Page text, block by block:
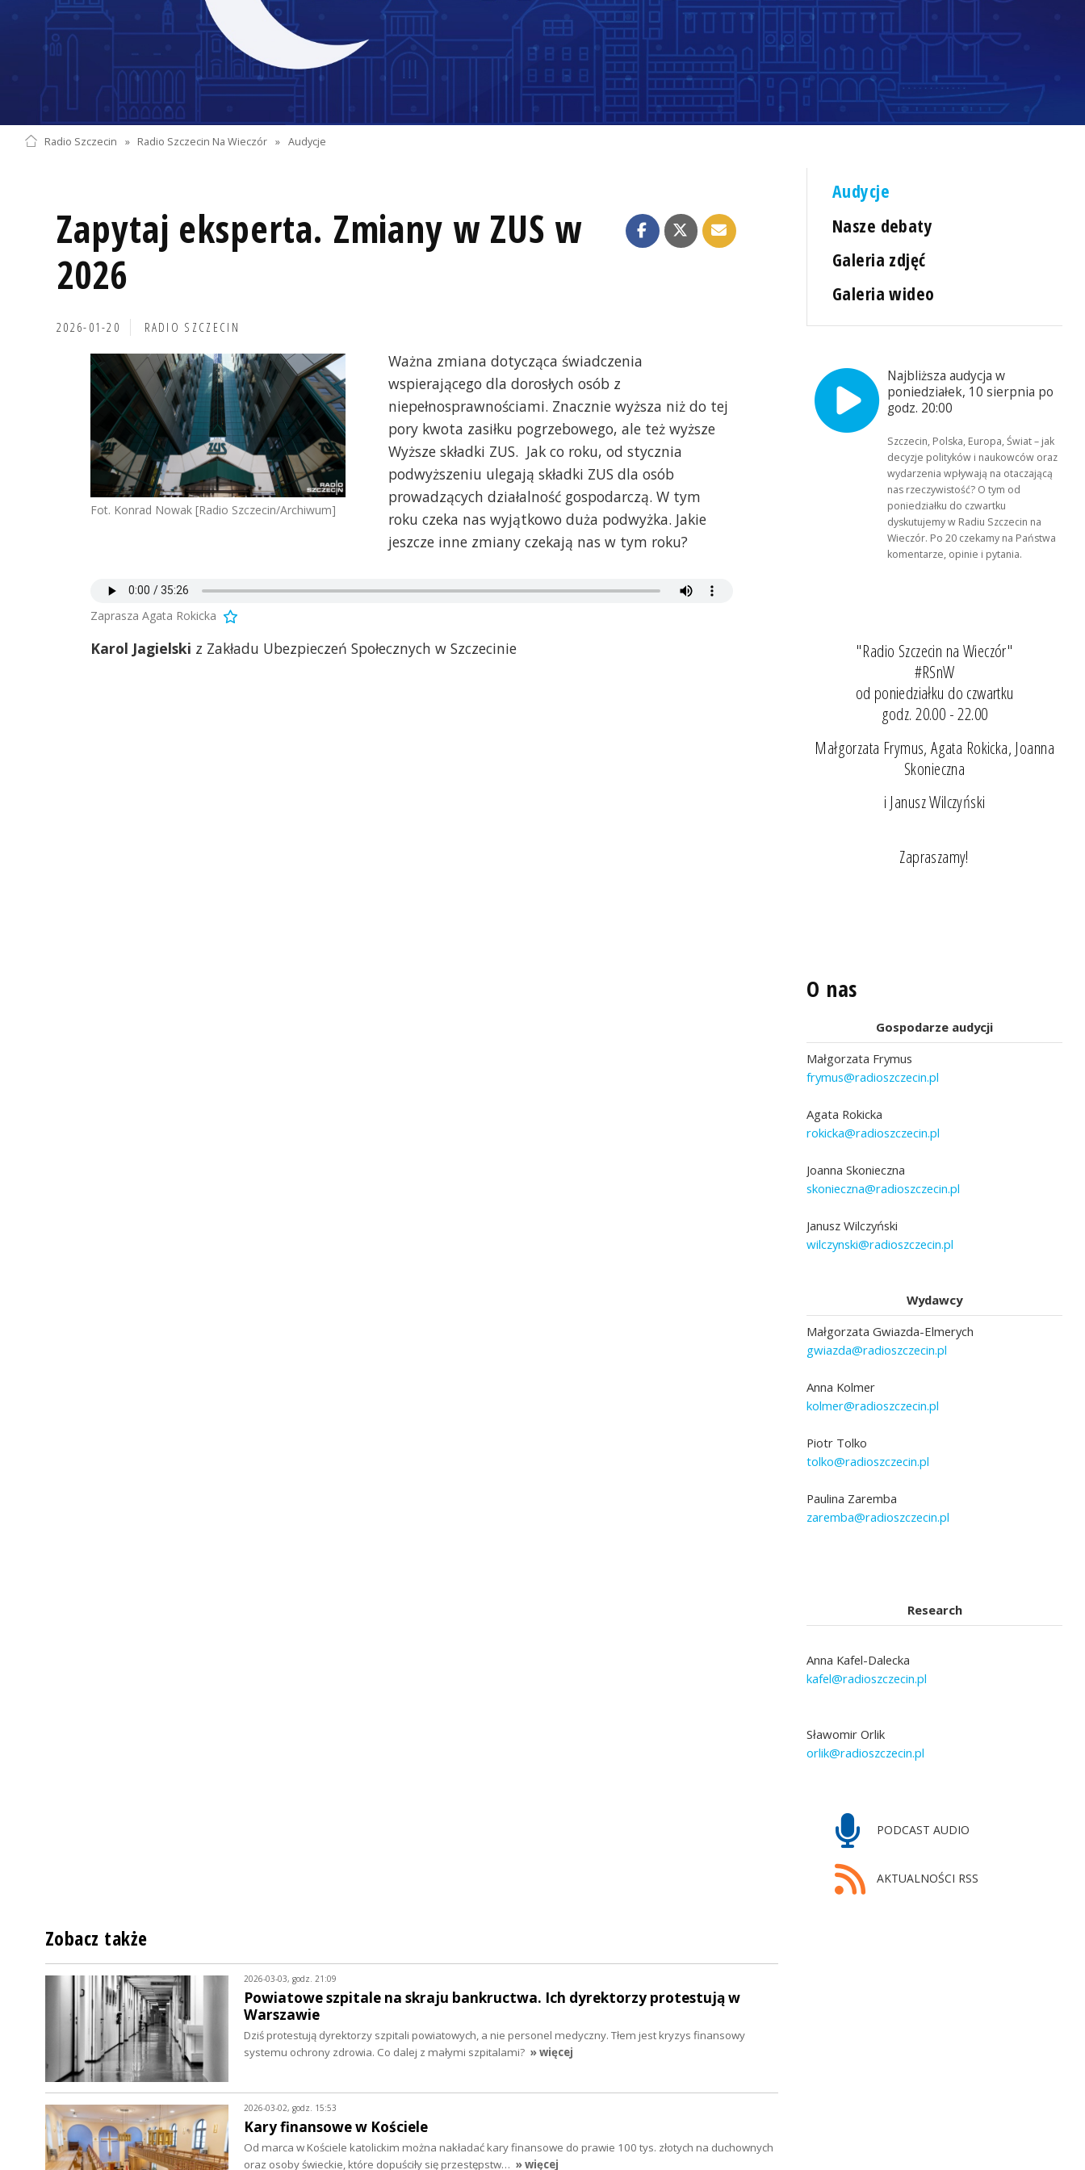
Radio Szczecin » Radio Szczecin Na Wieczór » Audycje
Zapytaj eksperta. Zmiany w ZUS w
2026
2026-01-20 RADIO SZCZECIN
Fot. Konrad Nowak [Radio Szczecin/Archiwum]
Ważna zmiana dotycząca świadczenia
wspierającego dla dorosłych osób z
niepełnosprawnościami. Znacznie wyższa niż do tej
pory kwota zasiłku pogrzebowego, ale też wyższe
Wyższe składki ZUS. Jak co roku, od stycznia
podwyższeniu ulegają składki ZUS dla osób
prowadzących działalność gospodarczą. W tym
roku czeka nas wyjątkowo duża podwyżka. Jakie
jeszcze inne zmiany czekają nas w tym roku?
Zaprasza Agata Rokicka
Karol Jagielski z Zakładu Ubezpieczeń Społecznych w Szczecinie
Audycje
Nasze debaty
Galeria zdjęć
Galeria wideo
Najbliższa audycja w
poniedziałek, 10 sierpnia po
godz. 20:00
Szczecin, Polska, Europa, Świat – jak
decyzje polityków i naukowców oraz
wydarzenia wpływają na otaczającą
nas rzeczywistość? O tym od
poniedziałku do czwartku
dyskutujemy w Radiu Szczecin na
Wieczór. Po 20 czekamy na Państwa
komentarze, opinie i pytania.
"Radio Szczecin na Wieczór"
#RSnW
od poniedziałku do czwartku
godz. 20.00 - 22.00
Małgorzata Frymus, Agata Rokicka, Joanna
Skonieczna
i Janusz Wilczyński
Zapraszamy!
O nas
Gospodarze audycji
Małgorzata Frymus
frymus@radioszczecin.pl
Agata Rokicka
rokicka@radioszczecin.pl
Joanna Skonieczna
skonieczna@radioszczecin.pl
Janusz Wilczyński
wilczynski@radioszczecin.pl
Wydawcy
Małgorzata Gwiazda-Elmerych
gwiazda@radioszczecin.pl
Anna Kolmer
kolmer@radioszczecin.pl
Piotr Tolko
tolko@radioszczecin.pl
Paulina Zaremba
zaremba@radioszczecin.pl
Research
Anna Kafel-Dalecka
kafel@radioszczecin.pl
Sławomir Orlik
orlik@radioszczecin.pl
PODCAST AUDIO
AKTUALNOŚCI RSS
Zobacz także
2026-03-03, godz. 21:09
Powiatowe szpitale na skraju bankructwa. Ich dyrektorzy protestują w
Warszawie
Dziś protestują dyrektorzy szpitali powiatowych, a nie personel medyczny. Tłem jest kryzys finansowy
systemu ochrony zdrowia. Co dalej z małymi szpitalami? » więcej
2026-03-02, godz. 15:53
Kary finansowe w Kościele
Od marca w Kościele katolickim można nakładać kary finansowe do prawie 100 tys. złotych na duchownych
oraz osoby świeckie, które dopuściły się przestępstw… » więcej